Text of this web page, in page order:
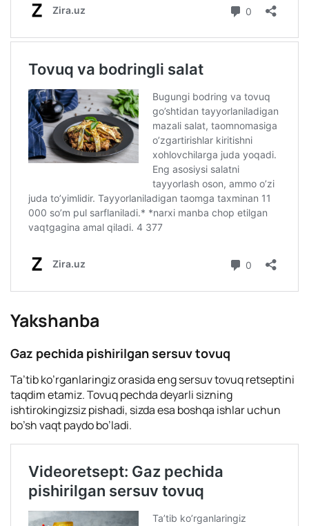
Yakshanba
Gaz pechida pishirilgan sersuv tovuq
Ta’tib ko’rganlaringiz orasida eng sersuv tovuq retseptini
taqdim etamiz. Tovuq pechda deyarli sizning
ishtirokingizsiz pishadi, sizda esa boshqa ishlar uchun
bo’sh vaqt paydo bo’ladi.